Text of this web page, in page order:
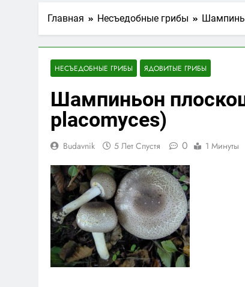
Главная Несъедобные грибы
НЕСЪЕДОБНЫЕ ГРИБЫ ЯДОВИТЫЕ ГРИБЫ
Шампиньон
placomyces)
Budavnik 5 Лет Спустя 0 1 Минуты